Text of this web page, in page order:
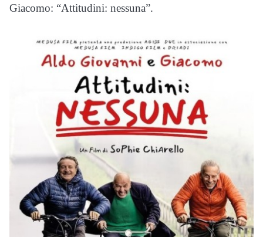
Giacomo: “Attitudini: nessuna”.